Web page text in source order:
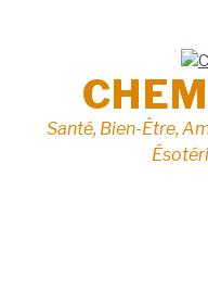
Santé, Bien-Être,